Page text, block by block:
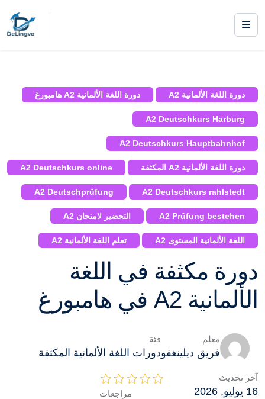
|
Intensivkurs in Hamburg
دورة اللغة الألمانية A2 دورة اللغة الألمانية A2 هامبورغ
A2 Deutschkurs Harburg
A2 Deutschkurs Hauptbahnhof
دورة اللغة الألمانية A2 المكثفة A2 Deutschkurs online
A2 Deutschkurs rahlstedt
A2 Deutschprüfung
A2 Prüfung bestehen التحضير لامتحان A2
اللغة الألمانية المستوى A2 تعلم اللغة الألمانية A2
دورة مكثفة في اللغة
الألمانية A2 في هامبورغ
معلم
فريق ديلينغفو
فئة
دورات اللغة الألمانية المكثفة
آخر تحديث
16 يوليو, 2026 مراجعات